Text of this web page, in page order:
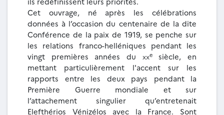
Cet ouvrage, né après les célébrations
données à l’occasion du centenaire de la dite
Conférence de la paix de 1919, se penche sur
les relations franco-helléniques pendant les
vingt premières années du xxesiècle, en
mettant particulièrement l'accent sur les
rapports entre les deux pays pendant la
Première Guerre mondiale et sur
l’attachement singulier qu’entretenait
Elefthérios Vénizélos avec la France. Sont